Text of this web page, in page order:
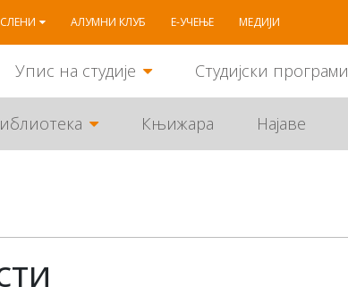
АЛУМНИ КЛУБ Е-УЧЕЊЕ МЕДИЈИ
Упис на студије Студијски програми
Књижара Најаве